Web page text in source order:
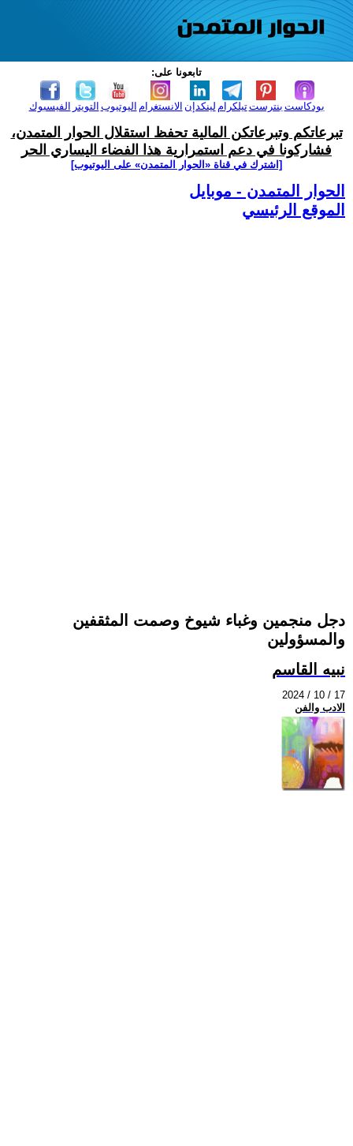
تابعونا على:
الفيسبوك التويتر اليوتيوب الانستغرام لينكدإن تيلكرامبنترست بودكاست
تبرعاتكم وتبرعاتكن المالية تحفظ استقلال الحوار المتمدن،
فشاركونا في دعم استمرارية هذا الفضاء اليساري الحر
[اشترك في قناة ‫«الحوار المتمدن» على اليوتيوب]
الحوار المتمدن - موبايل
الموقع الرئيسي
دجل منجمين وغباء شيوخ وصمت المثقفين
والمسؤولين
نبيه القاسم
2024 / 10 / 17
الادب والفن